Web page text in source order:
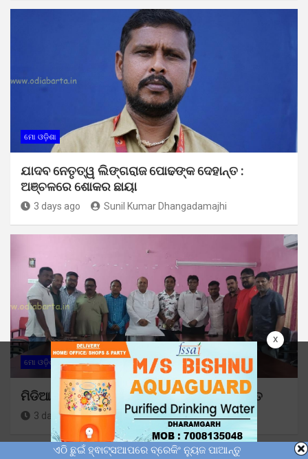
x
ମୋ ଓଡ଼ିଶା
ଯାଦବ ନେତୃତ୍ୱ ଲିଙ୍ଗରାଜ ପୋଢଙ୍କ ଦେହାନ୍ତ :
ଅଞ୍ଚଳରେ ଶୋକର ଛାୟା
3 days ago Sunil Kumar Dhangadamajhi
ମୋ ଓଡ଼ିଶା
ମିଡିଆ କ୍ଲବ୍ ପକ୍ଷରୁ ଓଡ଼ିଆ ସାମ୍ବାଦିକ ଦିବସ ପାଳିତ
3 days ago Sunil Kumar Dhangadamajhi
ଏଠି ଛୁଇଁ ହ୍ଵାଟ୍ସଆପରେ ବ୍ରେକିଂ ନ୍ୟୁଜ ପାଆନ୍ତୁ